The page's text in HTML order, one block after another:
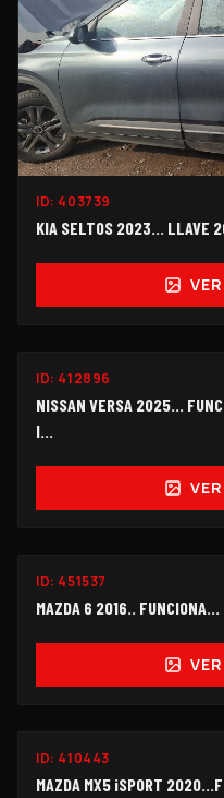
ID: 403739
KIA SELTOS 2023... LLAVE
ID: 412896
NISSAN VERSA 2025...
I...
ID: 451537
MAZDA 6 2016.. FUNCIONA...
ID: 410443
MAZDA MX5 iSPORT 2020...FUNCIONA ..